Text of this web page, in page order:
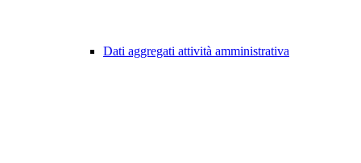
Dati aggregati attività amministrativa